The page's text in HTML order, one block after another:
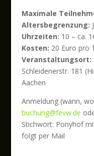
Maximale
Altersbegrenzung:
Uhrzeiten: 10 – ca.
Kosten: 20 Euro pro
Veranstaltungsort:
Schleidenerstr. 181
Aachen
Anmeldung (wann,
buchung@fevw.de
Stichwort: Ponyhof
folgt per Mail